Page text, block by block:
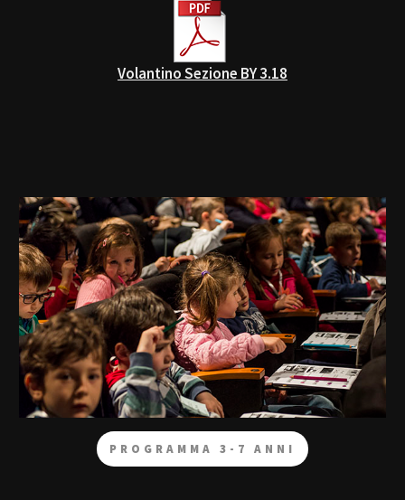
Volantino Sezione BY 3.18
PROGRAMMA 3-7 ANNI